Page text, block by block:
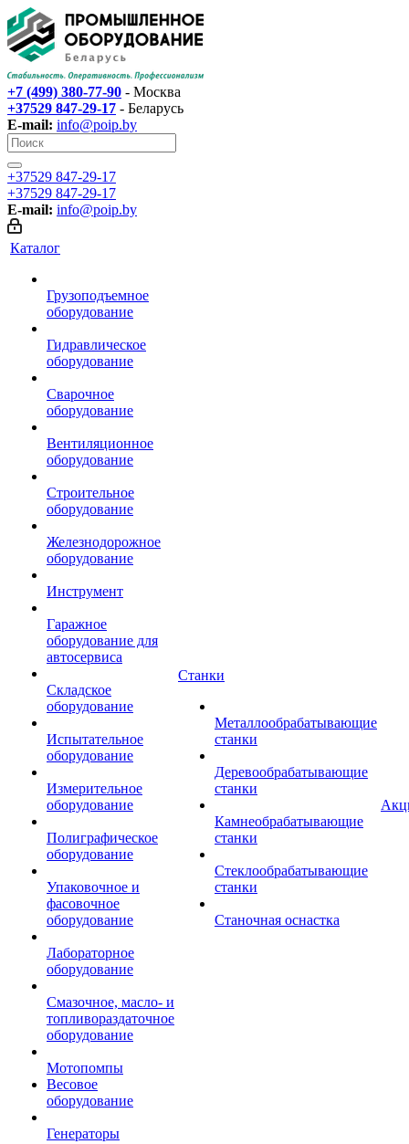
+7 (499) 380-77-90 - Москва
+37529 847-29-17‬ - Беларусь
E-mail: info@poip.by
+37529 847-29-17‬
+37529 847-29-17‬
E-mail: info@poip.by
Каталог
Грузоподъемное
оборудование
Гидравлическое
оборудование
Сварочное
оборудование
Вентиляционное
оборудование
Строительное
оборудование
Железнодорожное
оборудование
Инструмент
Гаражное
оборудование для
автосервиса
Складское
оборудование
Испытательное
оборудование
Измерительное
оборудование
Полиграфическое
оборудование
Упаковочное и
фасовочное
оборудование
Лабораторное
оборудование
Смазочное, масло- и
топливораздаточное
оборудование
Мотопомпы
Весовое
оборудование
Генераторы
Станки
Металлообрабатывающие
станки
Деревообрабатывающие
станки
Камнеобрабатывающие
станки
Стеклообрабатывающие
станки
Станочная оснастка